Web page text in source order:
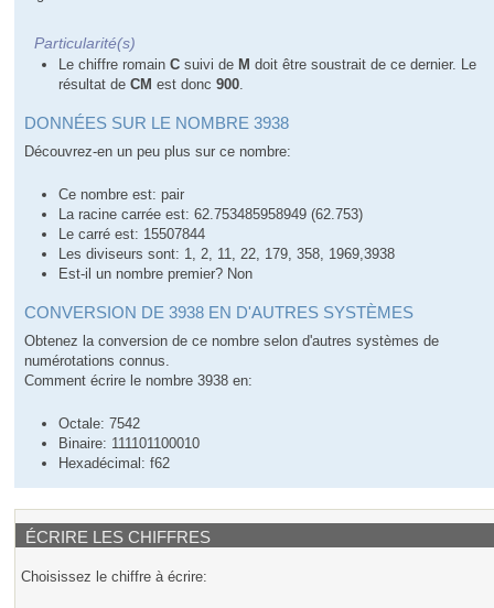
Particularité(s)
Le chiffre romainC suivi de M doit être soustrait de ce dernier. Le
résultat deCM est donc900
DONNÉES SUR LE NOMBRE 3938
Découvrez-en un peu plus sur ce nombre:
Ce nombre est: pair
La racine carrée est: 62.753485958949 (62.753)
Le carré est: 15507844
Les diviseurs sont: 1, 2, 11, 22, 179, 358, 1969,3938
Est-il un nombre premier? Non
CONVERSION DE 3938 EN D'AUTRES SYSTÈMES
Obtenez la conversion de ce nombre selon d'autres systèmes de
numérotations connus.
Comment écrire le nombre 3938 en:
Octale: 7542
Binaire: 111101100010
Hexadécimal: f62
ÉCRIRE LES CHIFFRES
Choisissez le chiffre à écrire: